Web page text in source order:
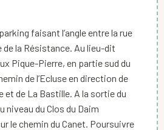
faisant l’angle entre la rue
de la Résistance. Au lieu-dit
Pique-Pierre, en partie sud du
de l’Ecluse en direction de
et de La Bastille. A la sortie du
niveau du Clos du Daim
le chemin du Canet. Poursuivre